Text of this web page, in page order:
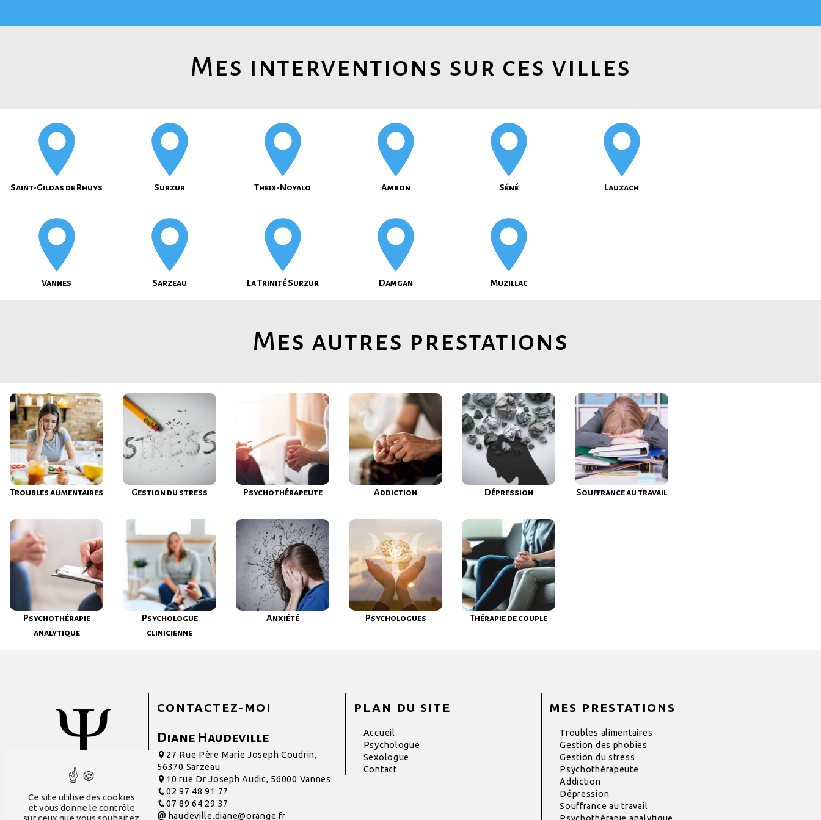
Mes interventions sur ces villes
Saint-Gildas de Rhuys Surzur Theix-Noyalo Ambon Séné Lauzach
Vannes Sarzeau La Trinité Surzur Damgan Muzillac
Mes autres prestations
Troubles alimentaires Gestion du stress Psychothérapeute Addiction Dépression Souffrance au travail
Psychothérapie
analytique
Psychologue
clinicienne
Anxiété Psychologues Thérapie de couple
CONTACTEZ-MOI
Diane Haudeville
27 Rue Père Marie Joseph Coudrin,
56370 Sarzeau
10 rue Dr Joseph Audic, 56000 Vannes
02 97 48 91 77
07 89 64 29 37
haudeville.diane@orange.fr
PLAN DU SITE
Accueil
Psychologue
Sexologue
Contact
MES PRESTATIONS
Troubles alimentaires
Gestion des phobies
Gestion du stress
Psychothérapeute
Addiction
Dépression
Souffrance au travail
Ce site utilise des cookies
et vous donne le contrôle
sur ceux que vous souhaitez